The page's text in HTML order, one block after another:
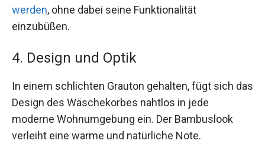
werden, ohne dabei seine Funktionalität
einzubüßen.
4. Design und Optik
In einem schlichten Grauton gehalten, fügt sich das
Design des Wäschekorbes nahtlos in jede
moderne Wohnumgebung ein. Der Bambuslook
verleiht eine warme und natürliche Note.